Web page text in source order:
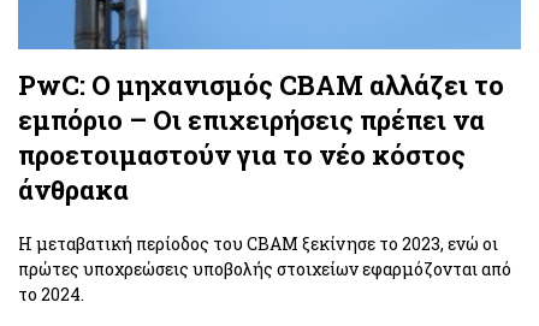
PwC: Ο μηχανισμός CBAM αλλάζει το
εμπόριο – Οι επιχειρήσεις πρέπει να
προετοιμαστούν για το νέο κόστος
άνθρακα
Η μεταβατική περίοδος του CBAM ξεκίνησε το 2023, ενώ οι
πρώτες υποχρεώσεις υποβολής στοιχείων εφαρμόζονται από
το 2024.